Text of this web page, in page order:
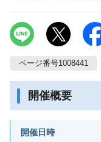
ページ番号1008441
開催概要
開催日時